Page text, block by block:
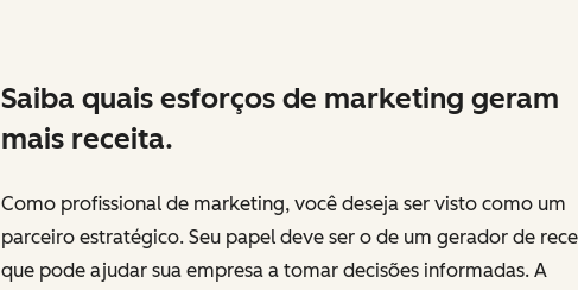
Saiba quais esforços de marketing geram
mais receita.
Como profissional de marketing, você deseja ser visto como um
parceiro estratégico. Seu papel deve ser o de um gerador de
que pode ajudar sua empresa a tomar decisões informadas. A